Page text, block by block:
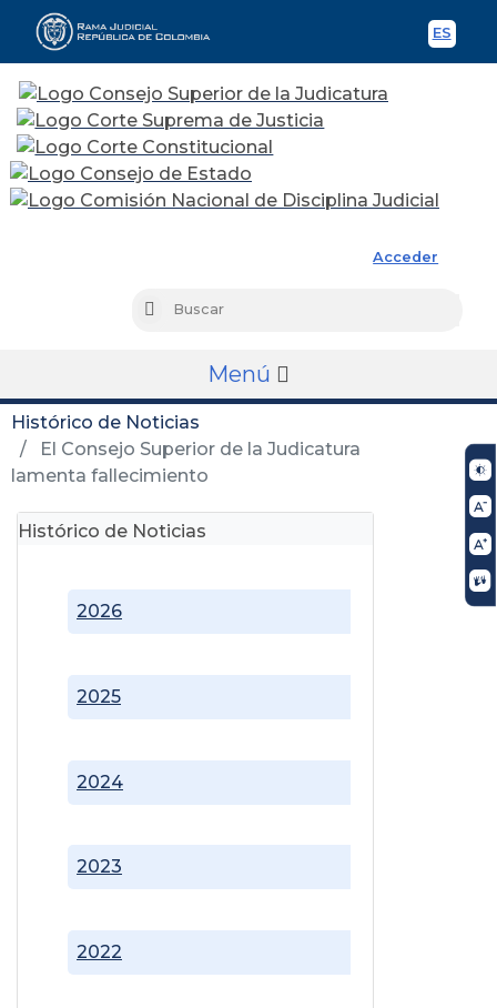
ES
Acceder
Buscar
Menú
Histórico de Noticias
El Consejo Superior de la Judicatura
lamenta fallecimiento
Histórico de Noticias
2022
2023
2024
2025
2026